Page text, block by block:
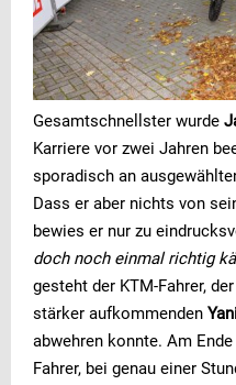
Gesamtschnellster wurde
Karriere vor zwei Jahren
sporadisch an
Dass er aber nichts von
bewies er nur zu
doch noch einmal richtig
gesteht der KTM-Fahrer,
stärker aufkommenden
abwehren konnte. Am
Fahrer, bei genau einer